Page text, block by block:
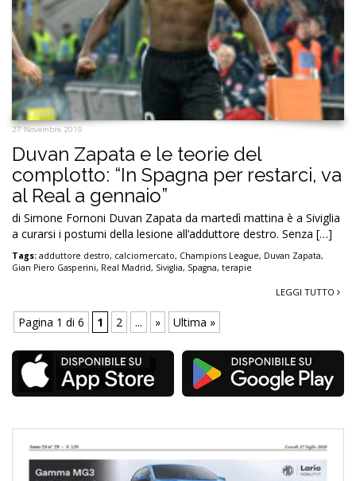
27 Novembre 2019
Duvan Zapata e le teorie del
complotto: “In Spagna per restarci, va
al Real a gennaio”
di Simone Fornoni Duvan Zapata da martedì mattina è a Siviglia
a curarsi i postumi della lesione all’adduttore destro. Senza […]
Tags: adduttore destro, calciomercato, Champions League, Duvan Zapata,
Gian Piero Gasperini, Real Madrid, Siviglia, Spagna, terapie
LEGGI TUTTO
Pagina 1 di 6 1 2 ... » Ultima »